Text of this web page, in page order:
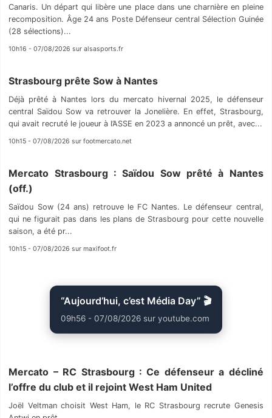
Canaris. Un départ qui libère une place dans une charnière en pleine
recomposition. Âge 24 ans Poste Défenseur central Sélection Guinée
(28 sélections)...
10h16 - 07/08/2026 sur alsasports.fr
Strasbourg prête Sow à Nantes
Déjà prêté à Nantes lors du mercato hivernal 2025, le défenseur
central Saïdou Sow va retrouver la Jonelière. En effet, Strasbourg,
qui avait recruté le joueur à l’ASSE en 2023 a annoncé un prêt, avec...
10h15 - 07/08/2026 sur footmercato.net
Mercato Strasbourg : Saïdou Sow prêté à Nantes
(off.)
Saïdou Sow (24 ans) retrouve le FC Nantes. Le défenseur central,
qui ne figurait pas dans les plans de Strasbourg pour cette nouvelle
saison, a été pr...
10h15 - 07/08/2026 sur maxifoot.fr
“Aujourd’hui, c’est Média Day” 🎬
09h56 - 07/08/2026 sur youtube.com
Mercato – RC Strasbourg : Ce défenseur a décliné
l’offre du club et il rejoint West Ham United
Joël Veltman choisit West Ham, le RC Strasbourg recrute Genesis